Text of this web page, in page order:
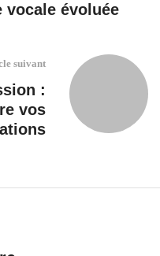
vocale évoluée
suivant
:
vos